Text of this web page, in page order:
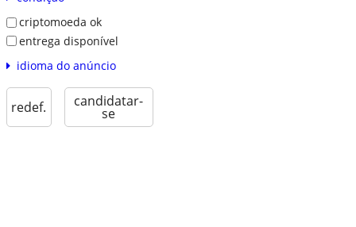
criptomoeda ok
entrega disponível
idioma do anúncio
redef. candidatar-
se